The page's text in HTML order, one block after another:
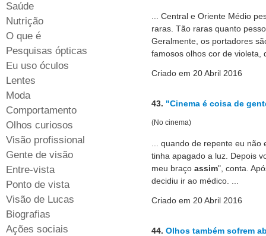
... Central e Oriente Médio
raras. Tão raras quanto
Geralmente, os portadores
famosos olhos cor de violeta,
Criado em 20 Abril 2016
43. "Cinema é coisa de
(No cinema)
... quando de repente eu não
tinha apagado a luz. Depois
meu braço assim", conta.
decidiu ir ao médico. ...
Criado em 20 Abril 2016
44. Olhos também sofrem
Saúde
Nutrição
O que é
Pesquisas ópticas
Eu uso óculos
Lentes
Moda
Comportamento
Olhos curiosos
Visão profissional
Gente de visão
Entre-vista
Ponto de vista
Visão de Lucas
Biografias
Ações sociais